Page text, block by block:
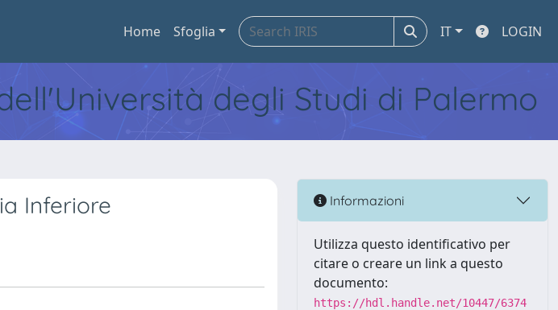
Home Sfoglia IT LOGIN
degli Studi di Palermo
Inferiore Informazioni
Utilizza questo identificativo per
citare o creare un link a questo
documento:
https://hdl.handle.net/10447/6374